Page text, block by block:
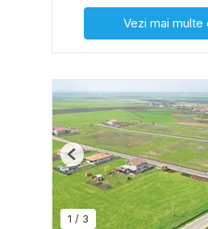
Vezi mai multe
1 / 3
Previous